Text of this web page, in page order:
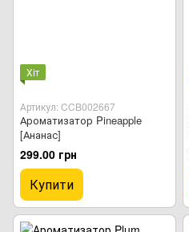
Хіт
Артикул: CCB002667
Ароматизатор Pineapple
[Ананас]
299.00 грн
Купити